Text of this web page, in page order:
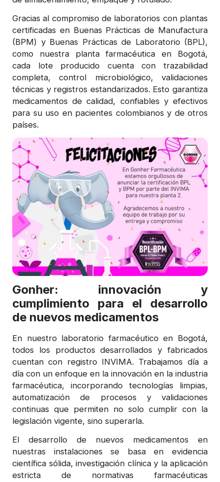
Gracias al compromiso de laboratorios con plantas
certificadas en Buenas Prácticas de Manufactura
(BPM) y Buenas Prácticas de Laboratorio (BPL),
como nuestra planta farmacéutica en Bogotá,
cada lote producido cuenta con trazabilidad
completa, control microbiológico, validaciones
técnicas y registros estandarizados. Esto garantiza
medicamentos de calidad, confiables y efectivos
para su uso en pacientes colombianos y de otros
países.
Gonher: innovación y
cumplimiento para el desarrollo
de nuevos medicamentos
En nuestro laboratorio farmacéutico en Bogotá,
todos los productos desarrollados y fabricados
cuentan con registro INVIMA. Trabajamos día a
día con un enfoque en la innovación en la industria
farmacéutica, incorporando tecnologías limpias,
automatización de procesos y validaciones
continuas que permiten no solo cumplir con la
legislación vigente, sino superarla.
El desarrollo de nuevos medicamentos en
nuestras instalaciones se basa en evidencia
científica sólida, investigación clínica y la aplicación
estricta de normativas farmacéuticas